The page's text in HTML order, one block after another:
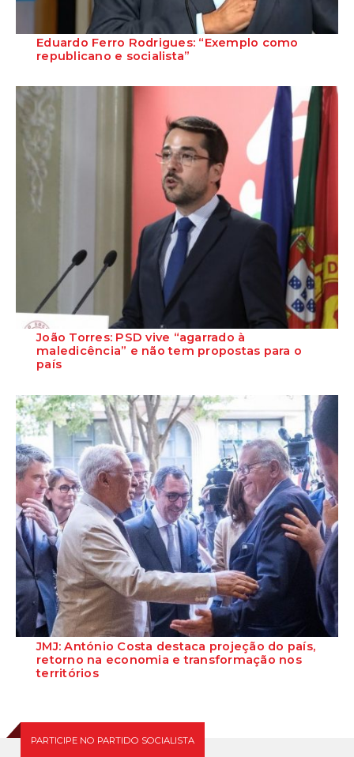
Eduardo Ferro Rodrigues: “Exemplo como
republicano e socialista”
República e antigo líder socialista que...
João Torres: PSD vive “agarrado à
maledicência” e não tem propostas para o
país
domingo que o PSD insista em ficar &...
JMJ: António Costa destaca projeção do país,
retorno na economia e transformação nos
territórios
PARTICIPE NO PARTIDO SOCIALISTA